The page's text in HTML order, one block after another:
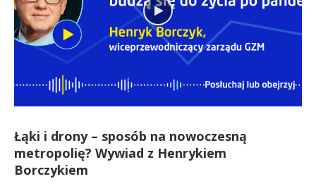
Łąki i drony – sposób na nowoczesną
metropolię? Wywiad z Henrykiem
Borczykiem